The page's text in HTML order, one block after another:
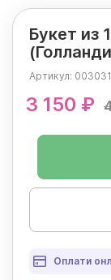
Букет из
Артикул: 003031
3 150 ₽
Оплати